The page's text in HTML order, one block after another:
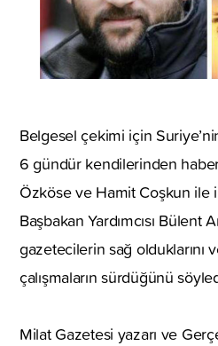
Belgesel çekimi için
6 gündür kendilerinden
Özköse ve Hamit Coşkun ile
Başbakan Yardımcısı Bülent
gazetecilerin sağ olduklarını
çalışmaların sürdüğünü
Milat Gazetesi yazarı ve